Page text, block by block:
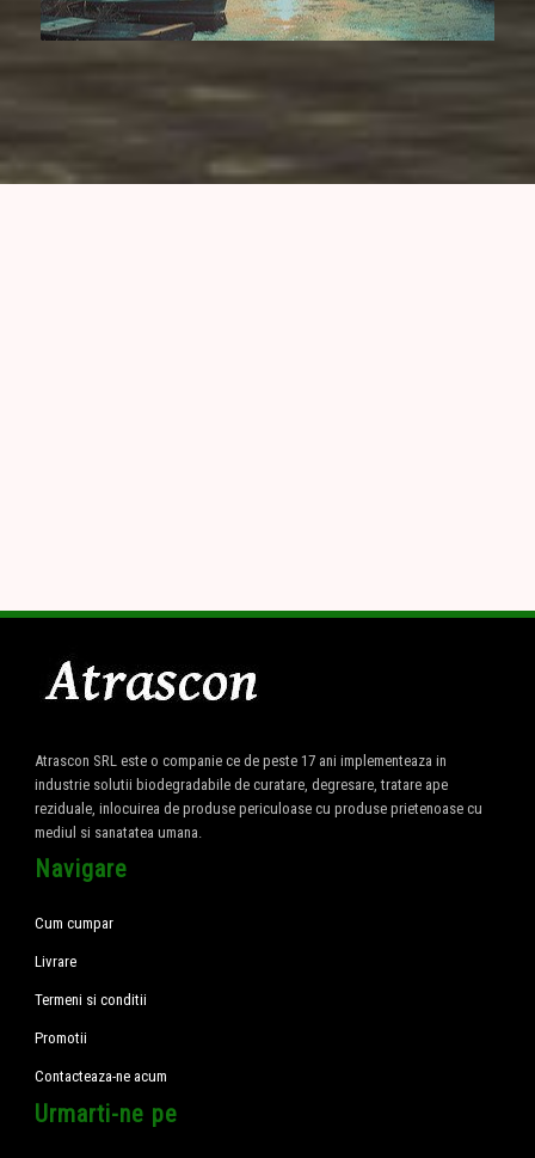
Atrascon SRL este o companie ce de peste 17 ani implementeaza in
industrie solutii biodegradabile de curatare, degresare, tratare ape
reziduale, inlocuirea de produse periculoase cu produse prietenoase cu
mediul si sanatatea umana.
Navigare
Cum cumpar
Livrare
Termeni si conditii
Promotii
Contacteaza-ne acum
Urmarti-ne pe